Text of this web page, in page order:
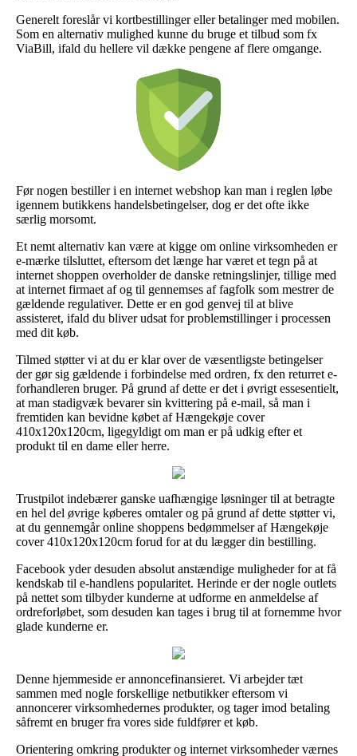
Generelt foreslår vi kortbestillinger eller betalinger med mobilen.
Som en alternativ mulighed kunne du bruge et tilbud som fx
ViaBill, ifald du hellere vil dække pengene af flere omgange.
Før nogen bestiller i en internet webshop kan man i reglen løbe
igennem butikkens handelsbetingelser, dog er det ofte ikke
særlig morsomt.
Et nemt alternativ kan være at kigge om online virksomheden er
e-mærke tilsluttet, eftersom det længe har været et tegn på at
internet shoppen overholder de danske retningslinjer, tillige med
at internet firmaet af og til gennemses af fagfolk som mestrer de
gældende regulativer. Dette er en god genvej til at blive
assisteret, ifald du bliver udsat for problemstillinger i processen
med dit køb.
Tilmed støtter vi at du er klar over de væsentligste betingelser
der gør sig gældende i forbindelse med ordren, fx den returret e-
forhandleren bruger. På grund af dette er det i øvrigt essesentielt,
at man stadigvæk bevarer sin kvittering på e-mail, så man i
fremtiden kan bevidne købet af Hængekøje cover
410x120x120cm, ligegyldigt om man er på udkig efter et
produkt til en dame eller herre.
Trustpilot indebærer ganske uafhængige løsninger til at betragte
en hel del øvrige køberes omtaler og på grund af dette støtter vi,
at du gennemgår online shoppens bedømmelser af Hængekøje
cover 410x120x120cm forud for at du lægger din bestilling.
Facebook yder desuden absolut anstændige muligheder for at få
kendskab til e-handlens popularitet. Herinde er der nogle outlets
på nettet som tilbyder kunderne at udforme en anmeldelse af
ordreforløbet, som desuden kan tages i brug til at fornemme hvor
glade kunderne er.
Denne hjemmeside er annoncefinansieret. Vi arbejder tæt
sammen med nogle forskellige netbutikker eftersom vi
annoncerer virksomhedernes produkter, og tager imod betaling
såfremt en bruger fra vores side fuldfører et køb.
Orientering omkring produkter og internet virksomheder værnes